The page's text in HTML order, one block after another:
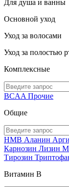
Для душа и ванны
Основной уход
Уход за волосами
Уход за полостью
Комплексные
BCAA Прочие
Общие
HMB Аланин
Карнозин Лизин
Тирозин
Витамин В